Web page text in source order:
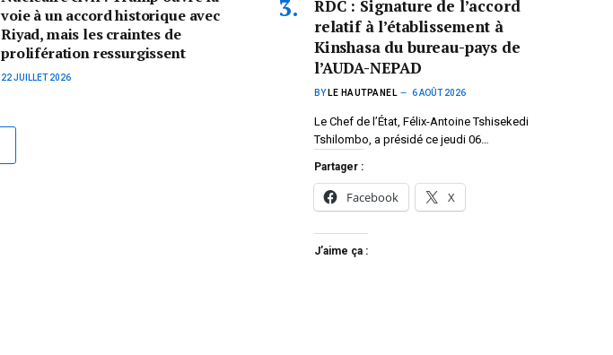
voie à un accord historique avec
Riyad, mais les craintes de
prolifération ressurgissent
22 JUILLET 2026
RDC : Signature de l’accord
relatif à l’établissement à
Kinshasa du bureau-pays de
l’AUDA-NEPAD
BY LE HAUTPANEL 6 AOÛT 2026
Le Chef de l’État, Félix-Antoine Tshisekedi
Tshilombo, a présidé ce jeudi 06…
Partager :
Facebook X
J’aime ça :